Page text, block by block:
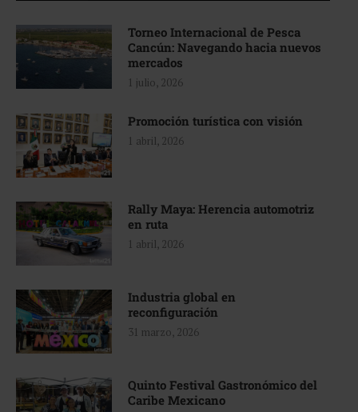
Torneo Internacional de Pesca
Cancún: Navegando hacia nuevos
mercados
1 julio, 2026
Promoción turística con visión
1 abril, 2026
Rally Maya: Herencia automotriz
en ruta
1 abril, 2026
Industria global en
reconfiguración
31 marzo, 2026
Quinto Festival Gastronómico del
Caribe Mexicano